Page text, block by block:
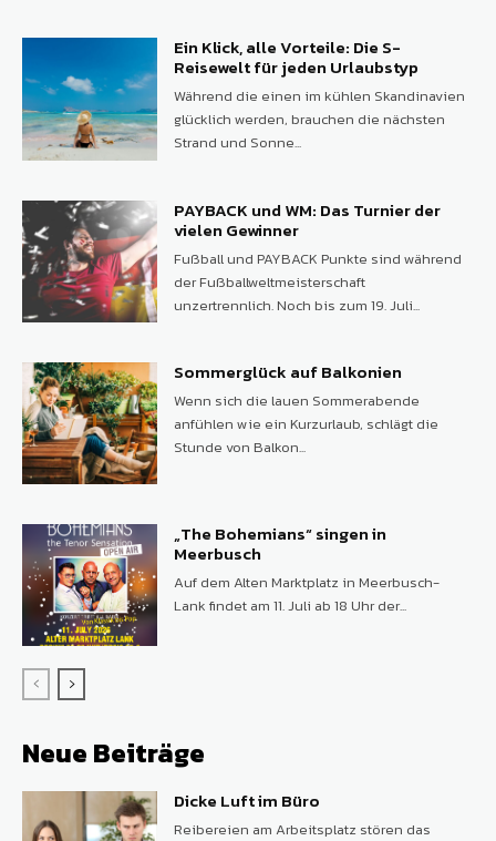
Ein Klick, alle Vorteile: Die S-
Reisewelt für jeden Urlaubstyp
Während die einen im kühlen Skandinavien
glücklich werden, brauchen die nächsten
Strand und Sonne...
PAYBACK und WM: Das Turnier der
vielen Gewinner
Fußball und PAYBACK Punkte sind während
der Fußballweltmeisterschaft
unzertrennlich. Noch bis zum 19. Juli...
Sommerglück auf Balkonien
Wenn sich die lauen Sommerabende
anfühlen wie ein Kurzurlaub, schlägt die
Stunde von Balkon...
„The Bohemians“ singen in
Meerbusch
Auf dem Alten Marktplatz in Meerbusch-
Lank findet am 11. Juli ab 18 Uhr der...
Neue Beiträge
Dicke Luft im Büro
Reibereien am Arbeitsplatz stören das